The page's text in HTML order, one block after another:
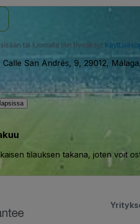
tai luomalla tilin hyväksyt
Calle San Andrés, 9, 29012,
tilauksen takana, joten voit